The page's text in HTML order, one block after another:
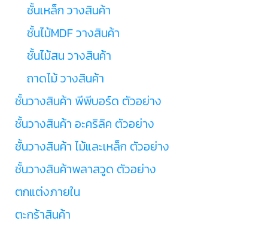
ชั้นเหล็ก วางสินค้า
ชั้นไม้MDF วางสินค้า
ชั้นไม้สน วางสินค้า
ถาดไม้ วางสินค้า
ชั้นวางสินค้า พีพีบอร์ด ตัวอย่าง
ชั้นวางสินค้า อะคริลิค ตัวอย่าง
ชั้นวางสินค้า ไม้และเหล็ก ตัวอย่าง
ชั้นวางสินค้าพลาสวูด ตัวอย่าง
ตกแต่งภายใน
ตะกร้าสินค้า